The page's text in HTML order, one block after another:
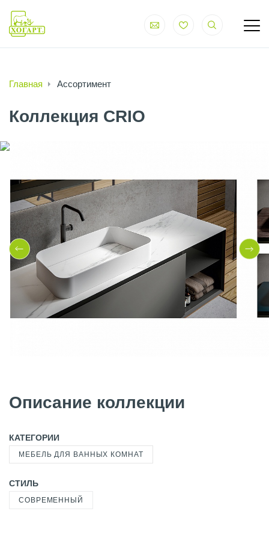
Главная Ассортимент
Коллекция CRIO
Описание коллекции
КАТЕГОРИИ
МЕБЕЛЬ ДЛЯ ВАННЫХ КОМНАТ
СТИЛЬ
СОВРЕМЕННЫЙ